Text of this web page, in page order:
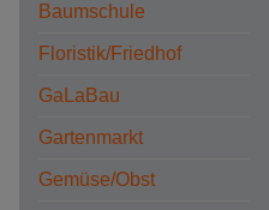
Baumschule
Floristik/Friedhof
GaLaBau
Gartenmarkt
Gemüse/Obst